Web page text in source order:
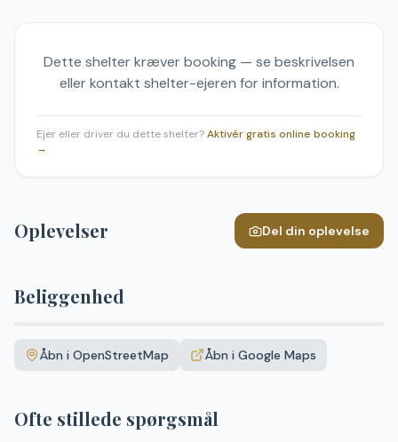
Dette shelter kræver booking — se beskrivelsen
eller kontakt shelter-ejeren for information.
Ejer eller driver du dette shelter?Aktivér gratis online booking
→
Oplevelser Del din oplevelse
Beliggenhed
+Åbn i OpenStreetMap Åbn i Google Maps
Ofte stillede spørgsmål